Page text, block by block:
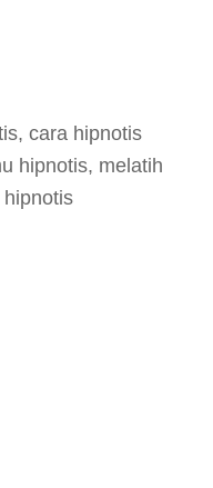
, cara hipnotis
hipnotis, melatih